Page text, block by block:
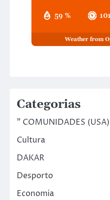
59 %
Weather from
Categorias
" COMUNIDADES
Cultura
DAKAR
Desporto
Economia